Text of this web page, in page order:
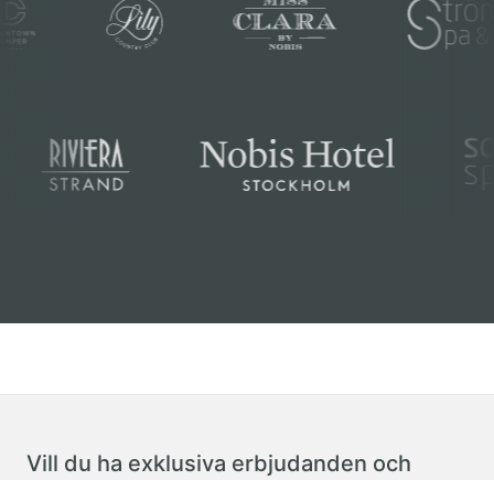
Vill du ha exklusiva erbjudanden och